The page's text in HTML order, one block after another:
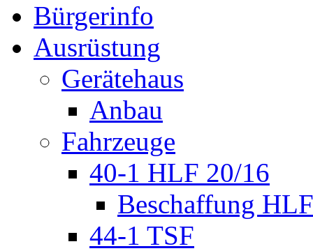
Bürgerinfo
Ausrüstung
Gerätehaus
Anbau
Fahrzeuge
40-1 HLF 20/16
Beschaffung HLF
44-1 TSF